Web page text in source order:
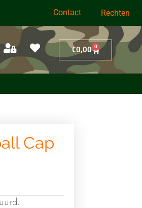
Contact Rechten
€0,00 0
Cap